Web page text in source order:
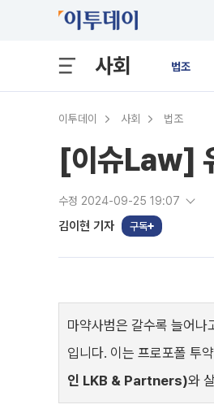
사회 법조
이투데이 사회 법조
[이슈Law]
수정 2024-09-25 19:07
김이현 기자 구독
마약사범은 갈수록 늘어나
입니다. 이는 프로포폴 투
인 LKB & Partners)와